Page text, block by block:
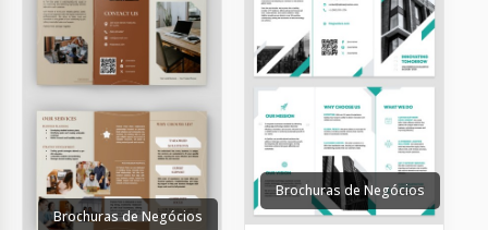
Brochuras de Negócios
Brochuras de Negócios